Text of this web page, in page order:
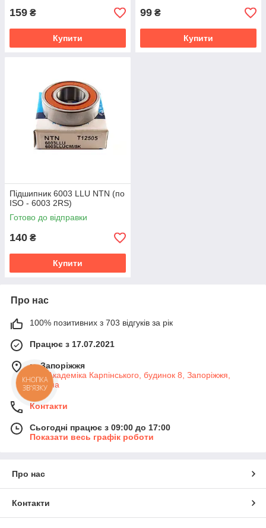
159 ₴
Купити
99 ₴
Купити
Підшипник 6003 LLU NTN (по
ISO - 6003 2RS)
Готово до відправки
140 ₴
Купити
Про нас
100% позитивних з 703 відгуків за рік
Працює з 17.07.2021
м. Запоріжжя
вул. Академіка Карпінського, будинок 8, Запоріжжя,
Україна
Контакти
Сьогодні працює з 09:00 до 17:00
Показати весь графік роботи
Про нас
Контакти
КНОПКА
ЗВ'ЯЗКУ